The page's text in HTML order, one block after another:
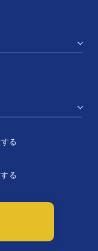
る
る